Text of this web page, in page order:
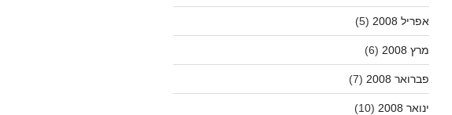
אפריל 2008 (5)
מרץ 2008 (6)
פברואר 2008 (7)
ינואר 2008 (10)